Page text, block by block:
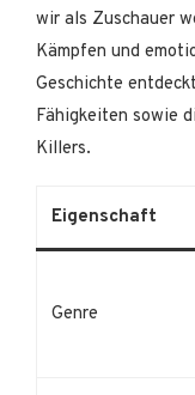
wir als Zuschauer
Kämpfen und
Geschichte
Fähigkeiten sowie
Killers.
Eigenschaft
Genre